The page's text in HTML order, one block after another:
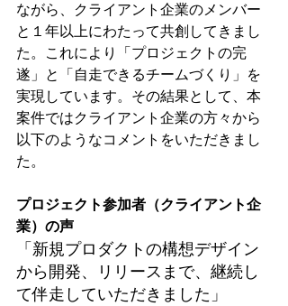
ながら、クライアント企業のメンバー
と１年以上にわたって共創してきまし
た。これにより「プロジェクトの完
遂」と「自走できるチームづくり」を
実現しています。その結果として、本
案件ではクライアント企業の方々から
以下のようなコメントをいただきまし
た。
プロジェクト参加者（クライアント企
業）の声
「新規プロダクトの構想デザイン
から開発、リリースまで、継続し
て伴走していただきました」